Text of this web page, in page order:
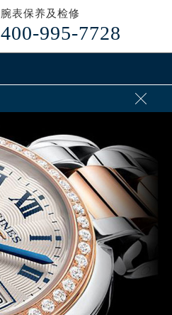
腕表保养及检修
400-995-7728
